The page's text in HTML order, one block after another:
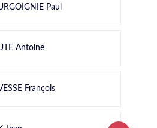
Paul
Antoine
François